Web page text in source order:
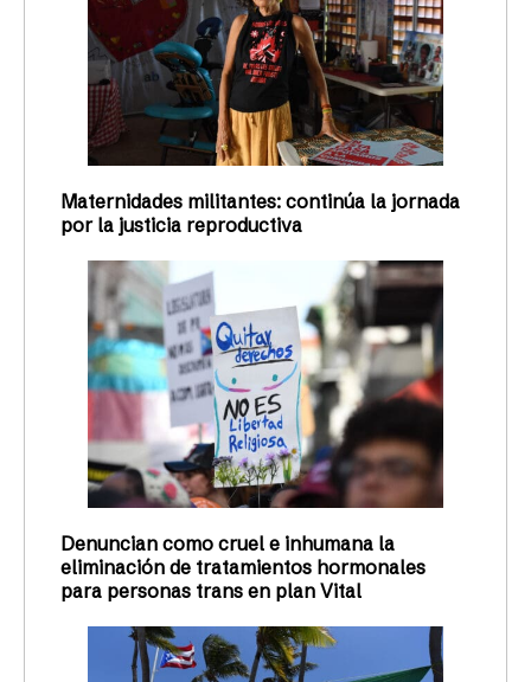
Maternidades militantes: continúa la jornada
por la justicia reproductiva
Denuncian como cruel e inhumana la
eliminación de tratamientos hormonales
para personas trans en plan Vital